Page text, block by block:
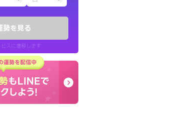
勢を見る
スに遷移します
和感を
ちまし
30代 女性